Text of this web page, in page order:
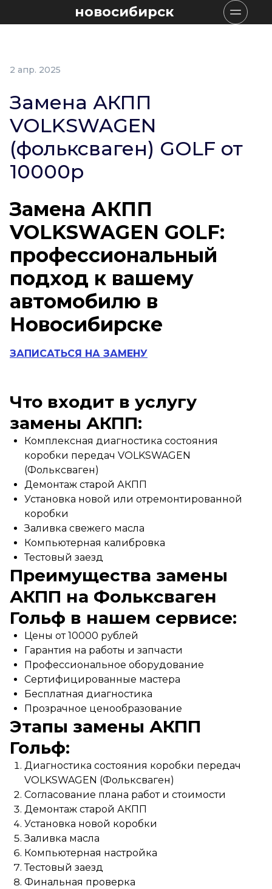
новосибирск
2 апр. 2025
Замена АКПП
VOLKSWAGEN
(фольксваген) GOLF от
10000р
Замена АКПП
VOLKSWAGEN GOLF:
профессиональный
подход к вашему
автомобилю в
Новосибирске
ЗАПИСАТЬСЯ НА ЗАМЕНУ
Что входит в услугу
замены АКПП:
Комплексная диагностика состояния
коробки передач VOLKSWAGEN
(Фольксваген)
Демонтаж старой АКПП
Установка новой или отремонтированной
коробки
Заливка свежего масла
Компьютерная калибровка
Тестовый заезд
Преимущества замены
АКПП на Фольксваген
Гольф в нашем сервисе:
Цены от 10000 рублей
Гарантия на работы и запчасти
Профессиональное оборудование
Сертифицированные мастера
Бесплатная диагностика
Прозрачное ценообразование
Этапы замены АКПП
Гольф:
Диагностика состояния коробки передач
VOLKSWAGEN (Фольксваген)
Согласование плана работ и стоимости
Демонтаж старой АКПП
Установка новой коробки
Заливка масла
Компьютерная настройка
Тестовый заезд
Финальная проверка